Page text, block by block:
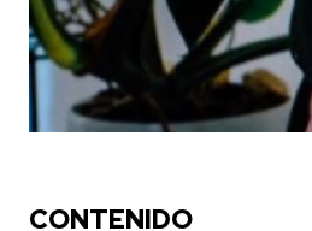
CONTENIDO